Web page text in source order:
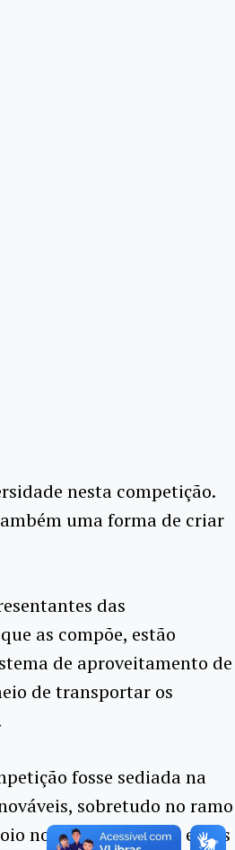
nesta competição.
uma forma de criar
das
as compõe, estão
de aproveitamento de
de transportar os
fosse sediada na
sobretudo no ramo
no valor de 100mil euros